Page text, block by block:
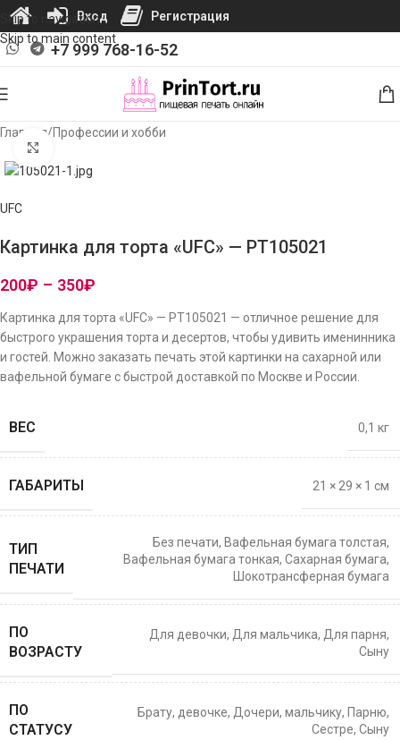
Skip to navigation
Skip to main content
+7 999 768-16-52
Главная/Профессии и хобби
UFC
Картинка для торта «UFC» — PT105021
200₽ – 350₽
Картинка для торта «UFC» — PT105021 — отличное решение для
быстрого украшения торта и десертов, чтобы удивить именинника
и гостей. Можно заказать печать этой картинки на сахарной или
вафельной бумаге с быстрой доставкой по Москве и России.
ВЕС 0,1 кг
ГАБАРИТЫ 21 × 29 × 1 см
ТИП
ПЕЧАТИ
Без печати, Вафельная бумага толстая,
Вафельная бумага тонкая, Сахарная бумага,
Шокотрансферная бумага
ПО
ВОЗРАСТУ
Для девочки, Для мальчика, Для парня,
Сыну
ПО
СТАТУСУ
Брату, девочке, Дочери, мальчику, Парню,
Сестре, Сыну
Вход Регистрация